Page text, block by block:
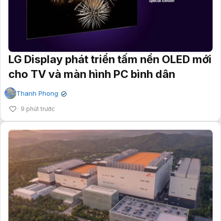
LG Display phát triển tấm nền OLED mới
cho TV và màn hình PC bình dân
Thanh Phong ✔
9 phút trước